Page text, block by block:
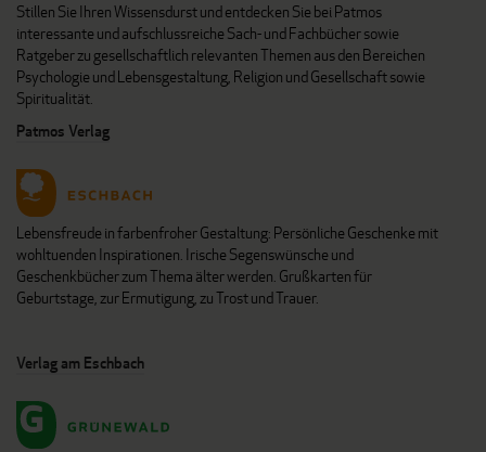
Stillen Sie Ihren Wissensdurst und entdecken Sie bei Patmos
interessante und aufschlussreiche Sach- und Fachbücher sowie
Ratgeber zu gesellschaftlich relevanten Themen aus den Bereichen
Psychologie und Lebensgestaltung, Religion und Gesellschaft sowie
Spiritualität.
Patmos Verlag
Lebensfreude in farbenfroher Gestaltung: Persönliche Geschenke mit
wohltuenden Inspirationen. Irische Segenswünsche und
Geschenkbücher zum Thema älter werden. Grußkarten für
Geburtstage, zur Ermutigung, zu Trost und Trauer.
Verlag am Eschbach